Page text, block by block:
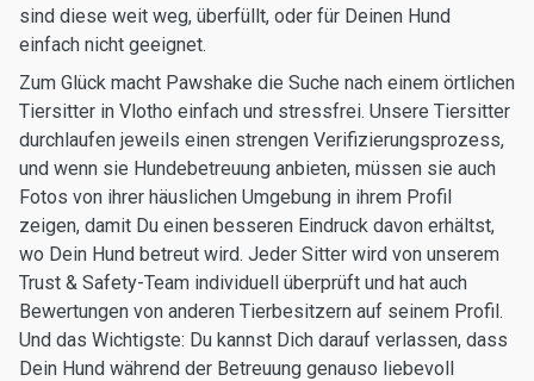
sind diese weit weg, überfüllt, oder für Deinen Hund
einfach nicht geeignet.
Zum Glück macht Pawshake die Suche nach einem örtlichen
Tiersitter in Vlotho einfach und stressfrei. Unsere Tiersitter
durchlaufen jeweils einen strengen Verifizierungsprozess,
und wenn sie Hundebetreuung anbieten, müssen sie auch
Fotos von ihrer häuslichen Umgebung in ihrem Profil
zeigen, damit Du einen besseren Eindruck davon erhältst,
wo Dein Hund betreut wird. Jeder Sitter wird von unserem
Trust & Safety-Team individuell überprüft und hat auch
Bewertungen von anderen Tierbesitzern auf seinem Profil.
Und das Wichtigste: Du kannst Dich darauf verlassen, dass
Dein Hund während der Betreuung genauso liebevoll